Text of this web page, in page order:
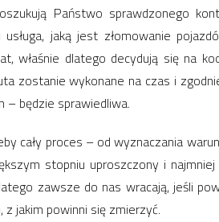
Państwo sprawdzonego
jaką jest złomowanie
właśnie dlatego decydują się na
zostanie wykonane na czas i
– będzie sprawiedliwa.
cały proces – od wyznaczania
stopniu uproszczony i
zawsze do nas wracają, jeśli
jakim powinni się zmierzyć.